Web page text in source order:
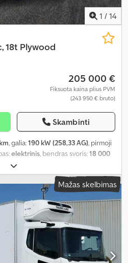
1 / 14
18t Plywood
205 000 €
Fiksuota kaina plius PVM
(243 950 € bruto)
Skambinti
, galia:190 kW (258,33 AG), pirmoji
elektrinis, bendras svoris:18 000
apžiūra (TÜV):
, pavaros tipas:automatinis,
plienas-oras, Įranga:ABS,
oro kondicionavimas
Mažas skelbimas